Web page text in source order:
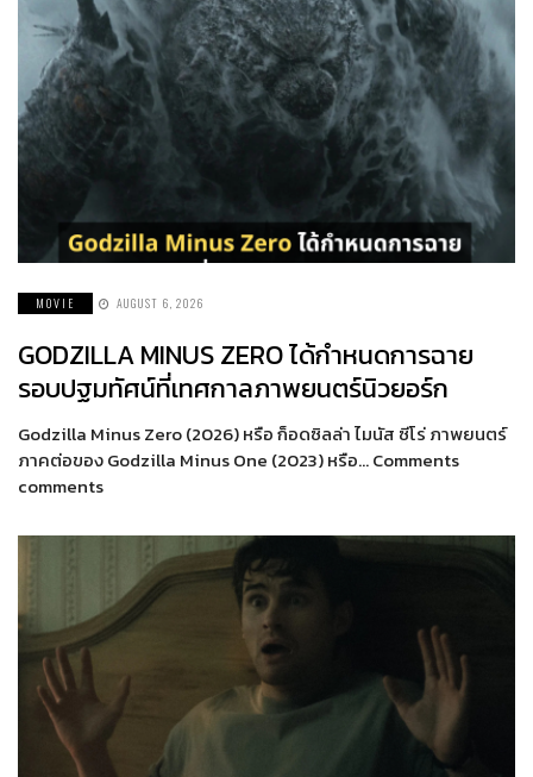
MOVIE AUGUST 6, 2026
GODZILLA MINUS ZERO ได้กำหนดการฉาย
รอบปฐมทัศน์ที่เทศกาลภาพยนตร์นิวยอร์ก
Godzilla Minus Zero (2026) หรือ ก็อดซิลล่า ไมนัส ซีโร่ ภาพยนตร์
ภาคต่อของ Godzilla Minus One (2023) หรือ… Comments
comments